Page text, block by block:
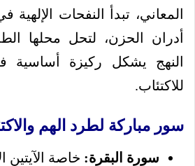
المعاني، تبدأ النفحات
أدران الحزن، لتحل محلها
النهج يشكل ركيزة أساسية
للاكتئاب.
سور مباركة لطرد الهم
سورة البقرة: خاصة الآيتين